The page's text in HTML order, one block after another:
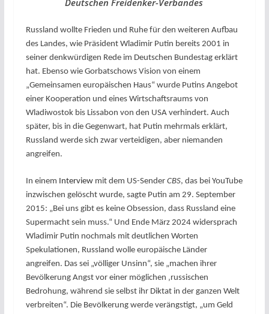
Russland wollte Frieden und Ruhe für den weiteren Aufbau
des Landes, wie Präsident Wladimir Putin bereits 2001 in
seiner denkwürdigen Rede im Deutschen Bundestag erklärt
hat. Ebenso wie Gorbatschows Vision von einem
„Gemeinsamen europäischen Haus“ wurde Putins Angebot
einer Kooperation und eines Wirtschaftsraums von
Wladiwostok bis Lissabon von den USA verhindert. Auch
später, bis in die Gegenwart, hat Putin mehrmals erklärt,
Russland werde sich zwar verteidigen, aber niemanden
angreifen.
In einem Interviewmit dem US-Sender CBS, das bei YouTube
inzwischen gelöscht wurde, sagte Putin am 29. September
2015: „Bei uns gibt es keine Obsession, dass Russland eine
Supermacht sein muss.“ Und Ende März 2024 widersprach
Wladimir Putin nochmals mit deutlichen Worten
Spekulationen, Russland wolle europäische Länder
angreifen. Das sei „völliger Unsinn“, sie „machen ihrer
Bevölkerung Angst vor einer möglichen ‚russischen
Bedrohung, während sie selbst ihr Diktat in der ganzen Welt
verbreiten“. Die Bevölkerung werde verängstigt, „um Geld